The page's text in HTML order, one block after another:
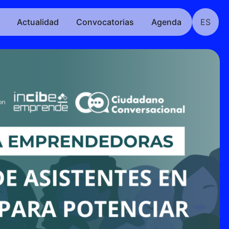
Actualidad Convocatorias Agenda ES